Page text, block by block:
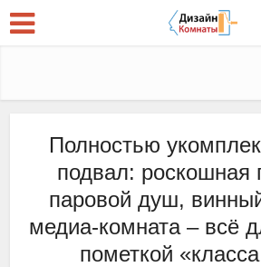
Полностью
подвал: роскошная
паровой душ,
медиа-комната – всё
пометкой